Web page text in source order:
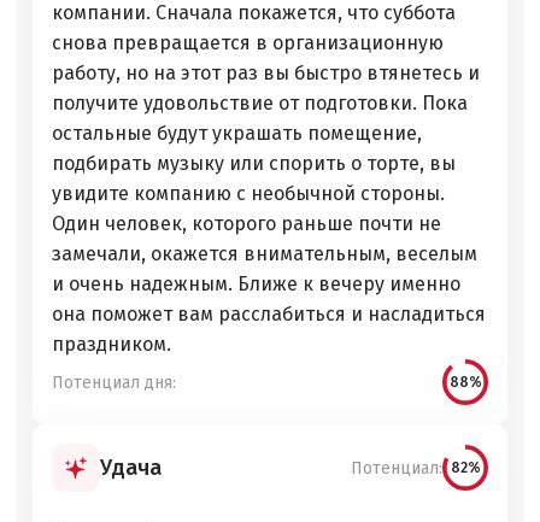
компании. Сначала покажется, что суббота
снова превращается в организационную
работу, но на этот раз вы быстро втянетесь и
получите удовольствие от подготовки. Пока
остальные будут украшать помещение,
подбирать музыку или спорить о торте, вы
увидите компанию с необычной стороны.
Один человек, которого раньше почти не
замечали, окажется внимательным, веселым
и очень надежным. Ближе к вечеру именно
она поможет вам расслабиться и насладиться
праздником.
Потенциал дня: 88%
Удача Потенциал: 82%